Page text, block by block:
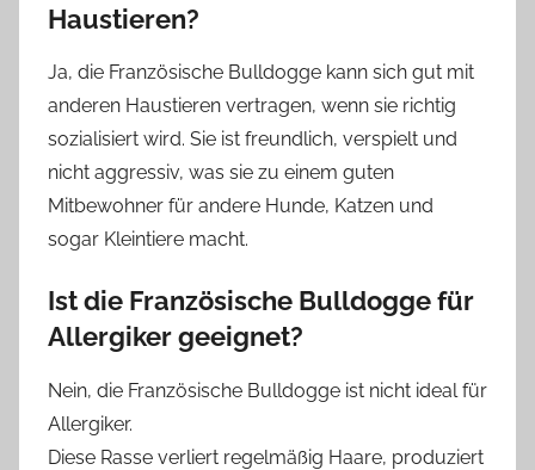
Haustieren?
Ja, die Französische Bulldogge kann sich gut mit
anderen Haustieren vertragen, wenn sie richtig
sozialisiert wird. Sie ist freundlich, verspielt und
nicht aggressiv, was sie zu einem guten
Mitbewohner für andere Hunde, Katzen und
sogar Kleintiere macht.
Ist die Französische Bulldogge für
Allergiker geeignet?
Nein, die Französische Bulldogge ist nicht ideal für
Allergiker.
Diese Rasse verliert regelmäßig Haare, produziert